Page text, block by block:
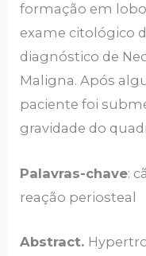
formação em
exame citológico
diagnóstico de
Maligna. Após
paciente foi
gravidade do
Palavras-chave:
reação periosteal
Abstract.